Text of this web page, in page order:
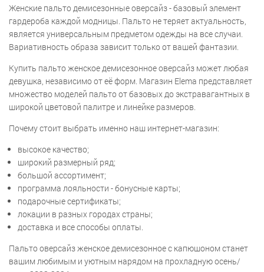
Женские пальто демисезонные оверсайз - базовый элемент
гардероба каждой модницы. Пальто не теряет актуальность,
является универсальным предметом одежды на все случаи.
Вариативность образа зависит только от вашей фантазии.
Купить пальто женское демисезонное оверсайз может любая
девушка, независимо от её форм. Магазин Elema представляет
множество моделей пальто от базовых до экстравагантных в
широкой цветовой палитре и линейке размеров.
Почему стоит выбрать именно наш интернет-магазин:
высокое качество;
широкий размерный ряд;
большой ассортимент;
программа лояльности - бонусные карты;
подарочные сертификаты;
локации в разных городах страны;
доставка и все способы оплаты.
Пальто оверсайз женское демисезонное с капюшоном станет
вашим любимым и уютным нарядом на прохладную осень/